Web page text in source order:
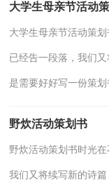
大学生母亲节活动
大学生母亲节活动策
已经告一段落，我们
是需要好好写一份策
野炊活动策划书
野炊活动策划书时光
我们又将续写新的诗